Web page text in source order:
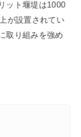
ット堰堤は1000
が設置されてい
取り組みを強め